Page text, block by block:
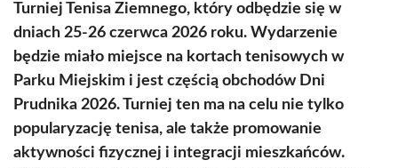
Turniej Tenisa Ziemnego, który odbędzie się w
dniach 25-26 czerwca 2026 roku. Wydarzenie
będzie miało miejsce na kortach tenisowych w
Parku Miejskim i jest częścią obchodów Dni
Prudnika 2026. Turniej ten ma na celu nie tylko
popularyzację tenisa, ale także promowanie
aktywności fizycznej i integracji mieszkańców.